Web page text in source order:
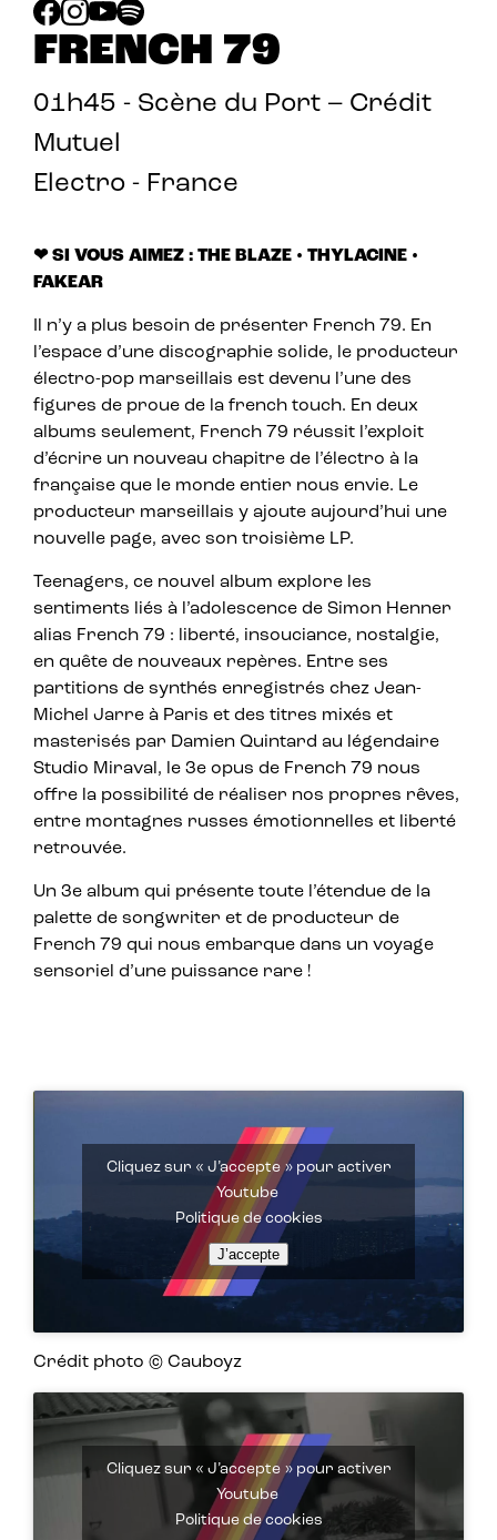
FRENCH 79
01h45 - Scène du Port – Crédit
Mutuel
Electro - France
❤ SI VOUS AIMEZ : THE BLAZE • THYLACINE •
FAKEAR
Il n’y a plus besoin de présenter French 79. En
l’espace d’une discographie solide, le producteur
électro-pop marseillais est devenu l’une des
figures de proue de la french touch. En deux
albums seulement, French 79 réussit l’exploit
d’écrire un nouveau chapitre de l’électro à la
française que le monde entier nous envie. Le
producteur marseillais y ajoute aujourd’hui une
nouvelle page, avec son troisième LP.
Teenagers, ce nouvel album explore les
sentiments liés à l’adolescence de Simon Henner
alias French 79 : liberté, insouciance, nostalgie,
en quête de nouveaux repères. Entre ses
partitions de synthés enregistrés chez Jean-
Michel Jarre à Paris et des titres mixés et
masterisés par Damien Quintard au légendaire
Studio Miraval, le 3e opus de French 79 nous
offre la possibilité de réaliser nos propres rêves,
entre montagnes russes émotionnelles et liberté
retrouvée.
Un 3e album qui présente toute l’étendue de la
palette de songwriter et de producteur de
French 79 qui nous embarque dans un voyage
sensoriel d’une puissance rare !
Cliquez sur « J’accepte » pour activer
Youtube
Politique de cookies
J’accepte
Crédit photo © Cauboyz
Cliquez sur « J’accepte » pour activer
Youtube
Politique de cookies